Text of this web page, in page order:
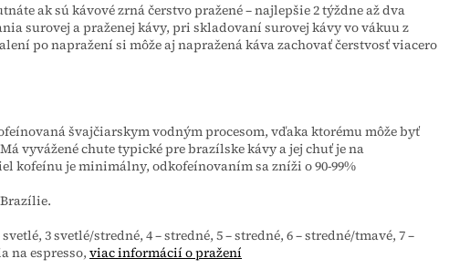
ak sú kávové zrná čerstvo pražené – najlepšie 2 týždne až dva
surovej a praženej kávy, pri skladovaní surovej kávy vo vákuu z
po napražení si môže aj napražená káva zachovať čerstvosť viacero
švajčiarskym vodným procesom, vďaka ktorému môže byť
vyvážené chute typické pre brazílske kávy a jej chuť je na
kofeínu je minimálny, odkofeínovaním sa zníži o 90-99%
3 svetlé/stredné, 4 – stredné, 5 – stredné, 6 – stredné/tmavé, 7 –
na espresso, viac informácií o pražení